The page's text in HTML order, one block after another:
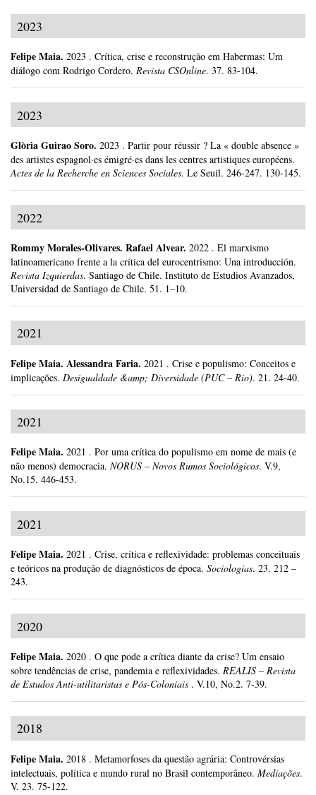
2023
Felipe Maia. 2023 . Crítica, crise e reconstrução em Habermas: Um
diálogo com Rodrigo Cordero. Revista CSOnline. 37. 83-104.
2023
Glòria Guirao Soro. 2023 . Partir pour réussir ? La « double absence »
des artistes espagnol·es émigré·es dans les centres artistiques européens.
Actes de la Recherche en Sciences Sociales. Le Seuil. 246-247. 130-145.
2022
Rommy Morales-Olivares. Rafael Alvear. 2022 . El marxismo
latinoamericano frente a la crítica del eurocentrismo: Una introducción.
Revista Izquierdas. Santiago de Chile. Instituto de Estudios Avanzados,
Universidad de Santiago de Chile. 51. 1–10.
2021
Felipe Maia. Alessandra Faria. 2021 . Crise e populismo: Conceitos e
implicações. Desigualdade &amp; Diversidade (PUC – Rio). 21. 24-40.
2021
Felipe Maia. 2021 . Por uma crítica do populismo em nome de mais (e
não menos) democracia. NORUS – Novos Rumos Sociológicos. V.9,
No.15. 446-453.
2021
Felipe Maia. 2021 . Crise, crítica e reflexividade: problemas conceituais
e teóricos na produção de diagnósticos de época. Sociologias. 23. 212 –
243.
2020
Felipe Maia. 2020 . O que pode a crítica diante da crise? Um ensaio
sobre tendências de crise, pandemia e reflexividades. REALIS – Revista
de Estudos Anti-utilitaristas e Pós-Coloniais . V.10, No.2. 7-39.
2018
Felipe Maia. 2018 . Metamorfoses da questão agrária: Controvérsias
intelectuais, política e mundo rural no Brasil contemporâneo. Mediações.
V. 23. 75-122.